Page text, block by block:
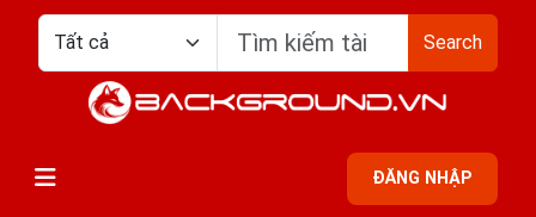
Search
ĐĂNG NHẬP